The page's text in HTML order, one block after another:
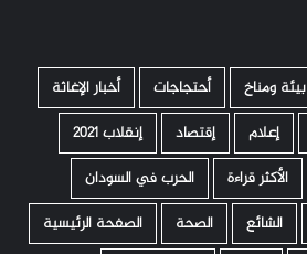
­ بيئة ومناخ أحتجاجات
أخبار الإغاثة
إعلام إقتصاد
إنقلاب 2021
الأكثر قراءة
الحرب في السودان
الشائع الصحة
الصفحة الرئيسية